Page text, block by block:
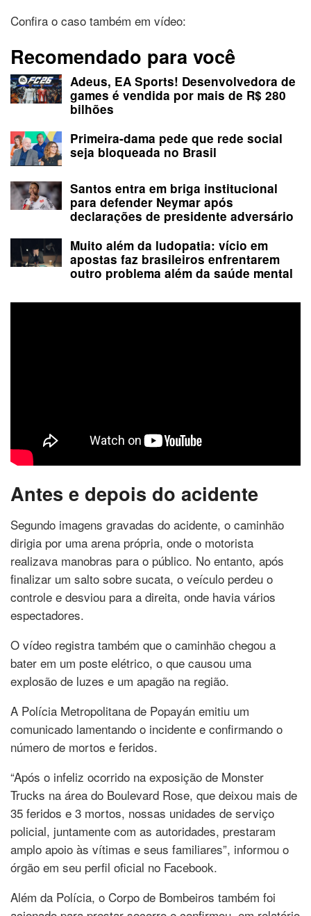
Confira o caso também em vídeo:
Recomendado para você
Adeus, EA Sports! Desenvolvedora de
games é vendida por mais de R$ 280
bilhões
Primeira-dama pede que rede social
seja bloqueada no Brasil
Santos entra em briga institucional
para defender Neymar após
declarações de presidente adversário
Muito além da ludopatia: vício em
apostas faz brasileiros enfrentarem
outro problema além da saúde mental
Antes e depois do acidente
Segundo imagens gravadas do acidente, o caminhão
dirigia por uma arena própria, onde o motorista
realizava manobras para o público. No entanto, após
finalizar um salto sobre sucata, o veículo perdeu o
controle e desviou para a direita, onde havia vários
espectadores.
O vídeo registra também que o caminhão chegou a
bater em um poste elétrico, o que causou uma
explosão de luzes e um apagão na região.
A Polícia Metropolitana de Popayán emitiu um
comunicado lamentando o incidente e confirmando o
número de mortos e feridos.
“Após o infeliz ocorrido na exposição de Monster
Trucks na área do Boulevard Rose, que deixou mais de
35 feridos e 3 mortos, nossas unidades de serviço
policial, juntamente com as autoridades, prestaram
amplo apoio às vítimas e seus familiares”, informou o
órgão em seu perfil oficial no Facebook.
Além da Polícia, o Corpo de Bombeiros também foi